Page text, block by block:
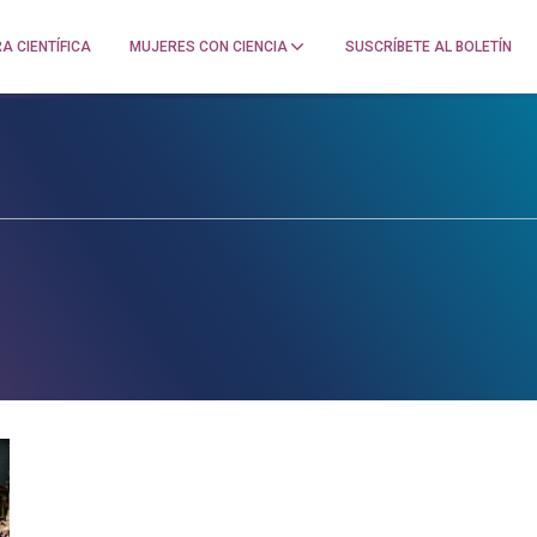
CIENTÍFICA MUJERES CON CIENCIA SUSCRÍBETE AL BOLETÍN